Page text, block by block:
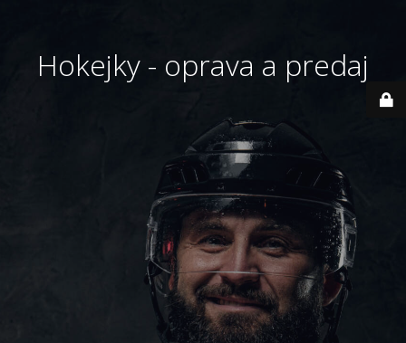
Hokejky - oprava a predaj